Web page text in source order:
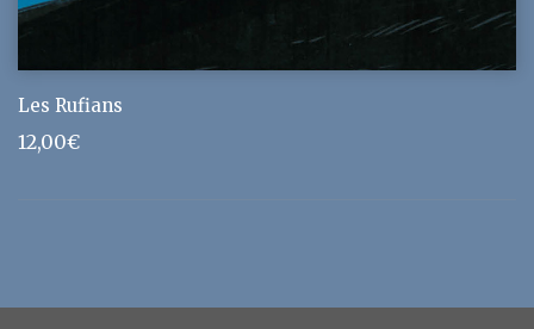
Les Rufians
12,00€